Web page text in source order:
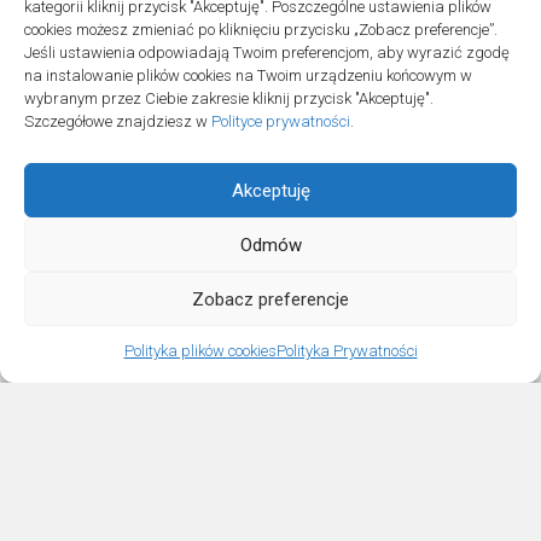
kategorii kliknij przycisk "Akceptuję". Poszczególne ustawienia plików
cookies możesz zmieniać po kliknięciu przycisku „Zobacz preferencje”.
Jeśli ustawienia odpowiadają Twoim preferencjom, aby wyrazić zgodę
na instalowanie plików cookies na Twoim urządzeniu końcowym w
wybranym przez Ciebie zakresie kliknij przycisk "Akceptuję".
Szczegółowe znajdziesz w Polityce prywatności.
Akceptuję
Odmów
Zobacz preferencje
Polityka plików cookiesPolityka Prywatności